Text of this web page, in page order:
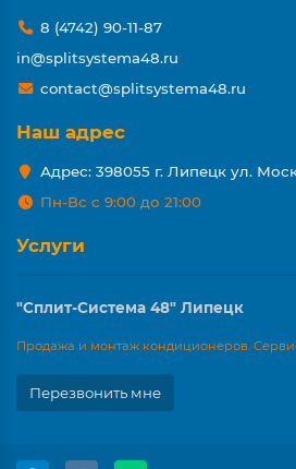
8 (4742) 90-11-87
in@splitsystema48.ru
contact@splitsystema48.ru
Наш адрес
Адрес: 398055 г. Липецк ул.
Пн-Вс с 9:00 до 21:00
Услуги
"Сплит-Система 48" Липецк
Продажа и монтаж кондиционеров.
Перезвонить мне